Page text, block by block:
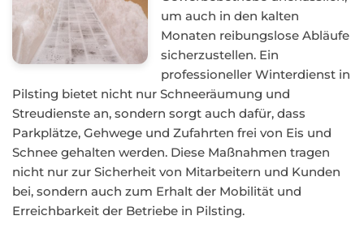
um auch in den kalten
Monaten reibungslose Abläufe
sicherzustellen. Ein
professioneller Winterdienst in
Pilsting bietet nicht nur Schneeräumung und
Streudienste an, sondern sorgt auch dafür, dass
Parkplätze, Gehwege und Zufahrten frei von Eis und
Schnee gehalten werden. Diese Maßnahmen tragen
nicht nur zur Sicherheit von Mitarbeitern und Kunden
bei, sondern auch zum Erhalt der Mobilität und
Erreichbarkeit der Betriebe in Pilsting.